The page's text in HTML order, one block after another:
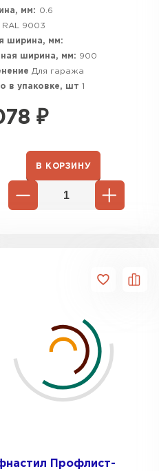
мм:
0.6
RAL 9003
ширина, мм:
ширина, мм: 900
Для гаража
в упаковке, шт 1
₽
В КОРЗИНУ
Профлист-